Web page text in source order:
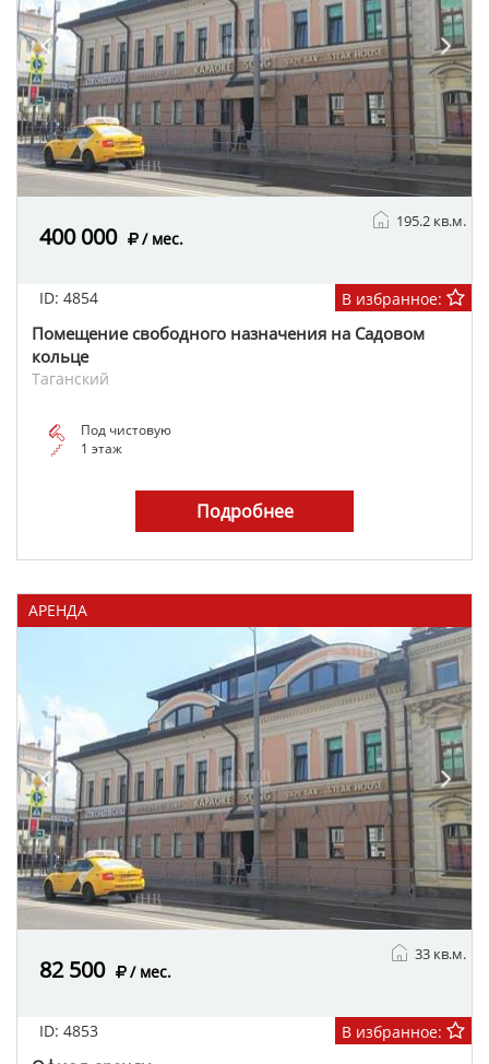
400 000 / мес.
195.2 кв.м.
Помещение свободного назначения на Садовом
кольце
Таганский
ID: 4854 В избранное:
Под чистовую
1 этаж
Подробнее
АРЕНДА
82 500 / мес.
33 кв.м.
ID: 4853 В избранное: